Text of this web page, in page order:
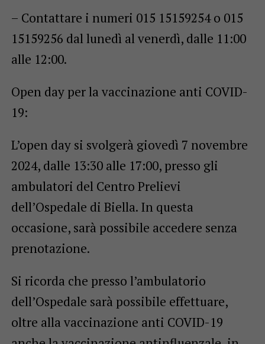
– Contattare i numeri 015 15159254 o 015
15159256 dal lunedì al venerdì, dalle 11:00
alle 12:00.
Open day per la vaccinazione anti COVID-
19:
L’open day si svolgerà giovedì 7 novembre
2024, dalle 13:30 alle 17:00, presso gli
ambulatori del Centro Prelievi
dell’Ospedale di Biella. In questa
occasione, sarà possibile accedere senza
prenotazione.
Si ricorda che presso l’ambulatorio
dell’Ospedale sarà possibile effettuare,
oltre alla vaccinazione anti COVID-19